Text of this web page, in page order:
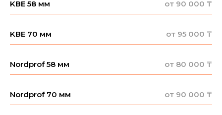
KBE 58 мм от 90 000 ₸
KBE 70 мм от 95 000 ₸
Nordprof 58 мм от 80 000 ₸
Nordprof 70 мм от 90 000 ₸